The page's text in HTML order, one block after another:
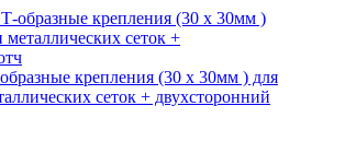
крепления (30 х 30мм ) для
сеток + двухсторонний